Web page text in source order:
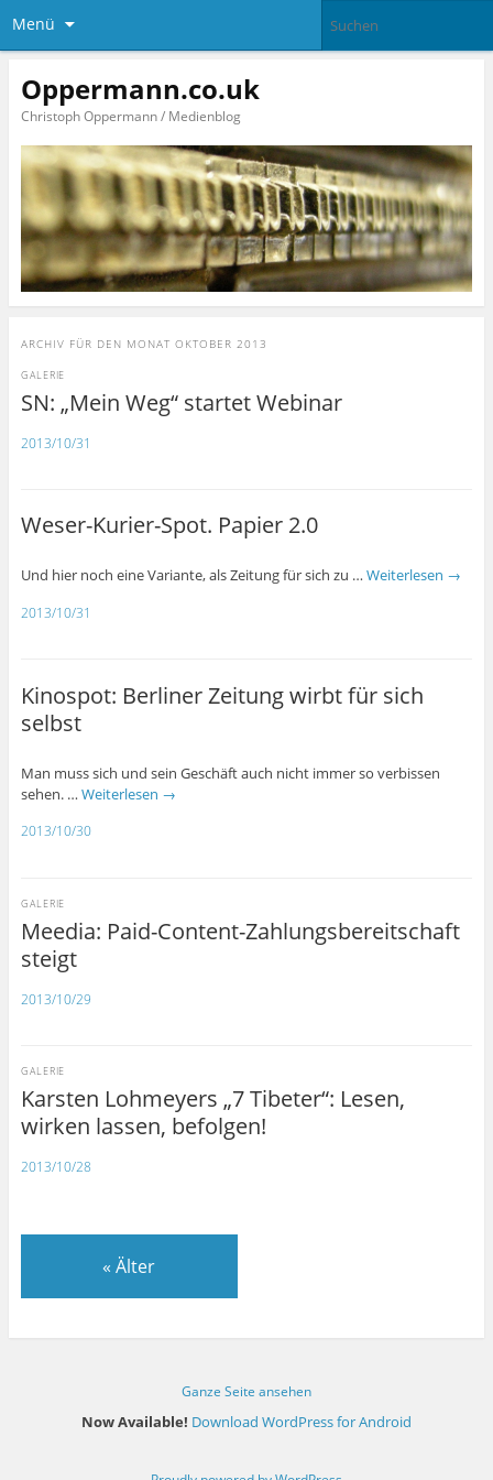
Menü
Oppermann.co.uk
Christoph Oppermann / Medienblog
ARCHIV FÜR DEN MONAT OKTOBER 2013
SN: „Mein Weg“ startet Webinar
GALERIE
2013/10/31
Weser-Kurier-Spot. Papier 2.0
Und hier noch eine Variante, als Zeitung für sich zu … Weiterlesen →
2013/10/31
Kinospot: Berliner Zeitung wirbt für sich
selbst
Man muss sich und sein Geschäft auch nicht immer so verbissen
sehen. … Weiterlesen →
2013/10/30
Meedia: Paid-Content-Zahlungsbereitschaft
steigt
GALERIE
2013/10/29
Karsten Lohmeyers „7 Tibeter“: Lesen,
wirken lassen, befolgen!
GALERIE
2013/10/28
« Älter
Ganze Seite ansehen
Now Available! Download WordPress for Android